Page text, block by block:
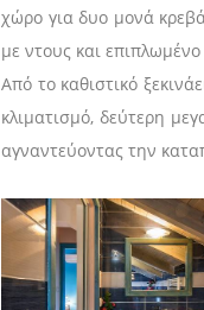
χώρο για δυο μονά
με ντους και
Από το καθιστικό
κλιματισμό, δεύτερη
αγναντεύοντας την